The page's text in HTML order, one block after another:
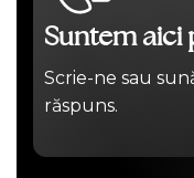
Suntem aici
Scrie-ne sau
răspuns.